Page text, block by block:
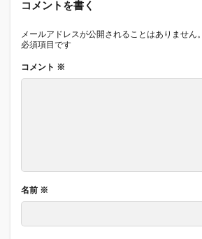
コメントを書く
メールアドレスが公開されることはありません。
必須項目です
コメント ※
名前 ※